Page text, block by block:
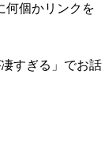
何個かリンクを
すぎる」でお話